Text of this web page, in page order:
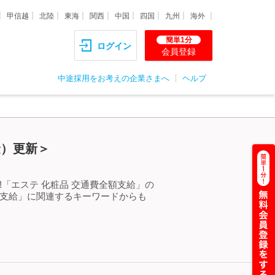
甲信越 北陸 東海 関西 中国 四国 九州 海外
ログイン
簡単1分
会員登録
中途採用をお考えの企業さまへ ヘルプ
更新＞
エステ 化粧品 交通費全額支給」の
給」に関連するキーワードからも